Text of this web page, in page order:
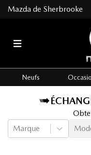
Mazda de Sherbrooke
Neufs
Marque